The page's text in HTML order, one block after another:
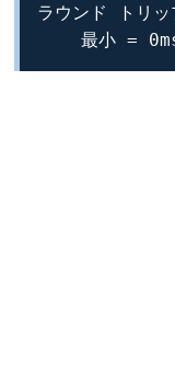
ラウンド トリ
最小 =